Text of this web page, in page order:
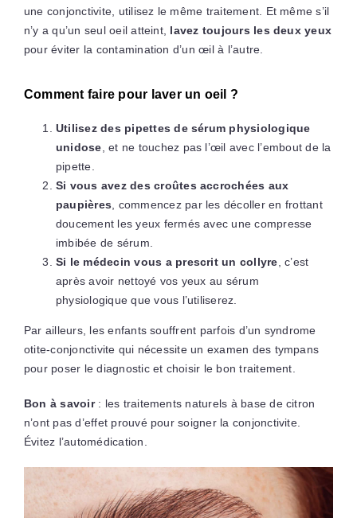
une conjonctivite, utilisez le même traitement. Et même s’il
n’y a qu’un seul oeil atteint, lavez toujours les deux yeux
pour éviter la contamination d’un œil à l’autre.
Comment faire pour laver un oeil ?
Utilisez des pipettes de sérum physiologique
unidose, et ne touchez pas l’œil avec l’embout de la
pipette.
Si vous avez des croûtes accrochées aux
paupières, commencez par les décoller en frottant
doucement les yeux fermés avec une compresse
imbibée de sérum.
Si le médecin vous a prescrit un collyre, c’est
après avoir nettoyé vos yeux au sérum
physiologique que vous l’utiliserez.
Par ailleurs, les enfants souffrent parfois d’un syndrome
otite-conjonctivite qui nécessite un examen des tympans
pour poser le diagnostic et choisir le bon traitement.
Bon à savoir: les traitements naturels à base de citron
n’ont pas d’effet prouvé pour soigner la conjonctivite.
Évitez l’automédication.